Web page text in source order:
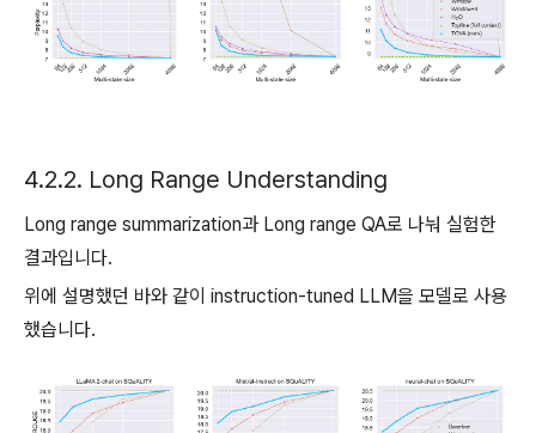
4.2.2. Long Range Understanding
Long range summarization과 Long range QA로 나눠 실험한
결과입니다.
위에 설명했던 바와 같이 instruction-tuned LLM을 모델로 사용
했습니다.